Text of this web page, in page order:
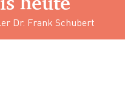
Dr. Frank Schubert